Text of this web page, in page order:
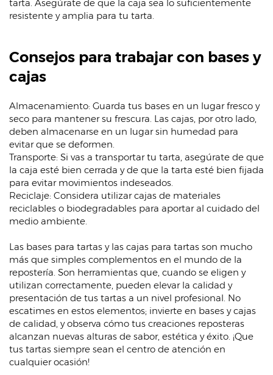
tarta. Asegúrate de que la caja sea lo suficientemente
resistente y amplia para tu tarta.
Consejos para trabajar con bases y
cajas
Almacenamiento: Guarda tus bases en un lugar fresco y
seco para mantener su frescura. Las cajas, por otro lado,
deben almacenarse en un lugar sin humedad para
evitar que se deformen.
Transporte: Si vas a transportar tu tarta, asegúrate de que
la caja esté bien cerrada y de que la tarta esté bien fijada
para evitar movimientos indeseados.
Reciclaje: Considera utilizar cajas de materiales
reciclables o biodegradables para aportar al cuidado del
medio ambiente.
Las bases para tartas y las cajas para tartas son mucho
más que simples complementos en el mundo de la
repostería. Son herramientas que, cuando se eligen y
utilizan correctamente, pueden elevar la calidad y
presentación de tus tartas a un nivel profesional. No
escatimes en estos elementos; invierte en bases y cajas
de calidad, y observa cómo tus creaciones reposteras
alcanzan nuevas alturas de sabor, estética y éxito. ¡Que
tus tartas siempre sean el centro de atención en
cualquier ocasión!